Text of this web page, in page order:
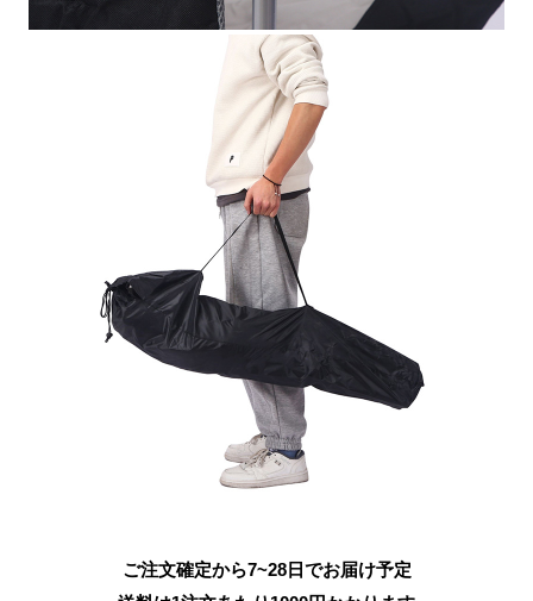
ご注文確定から7~28日でお届け予定